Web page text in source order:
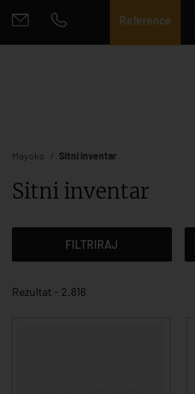
Reference
Mayoko Sitni inventar
Sitni inventar
FILTRIRAJ
Rezultat - 2.816